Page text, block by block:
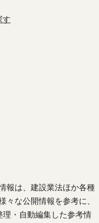
す
報は、建設業法ほか各種
々な公開情報を参考に、
・自動編集した参考情